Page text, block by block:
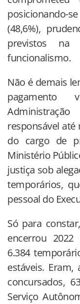
posicionando-
(48,6%),
previstos
funcionalismo.
Não é demais
responsável
do cargo de
Ministério
justiça sob
temporários,
pessoal do
Só para
encerrou
6.384
estáveis.
concursados,
Serviço